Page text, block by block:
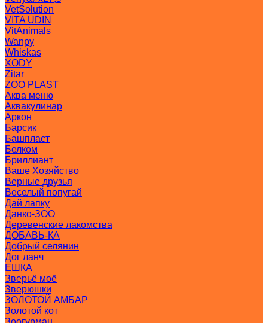
VetSolution
VITA UDIN
VitAnimals
Wanpy
Whiskas
XODY
Zitar
ZOO PLAST
Аква меню
Аквакулинар
Аркон
Барсик
Башпласт
Белком
Бриллиант
Ваше Хозяйство
Верные друзья
Веселый попугай
Дай лапку
Данко-ЗОО
Деревенские лакомства
ДОБАВЬ-КА
Добрый селянин
Дог ланч
ЕШКА
Зверьё моё
Зверюшки
ЗОЛОТОЙ АМБАР
Золотой кот